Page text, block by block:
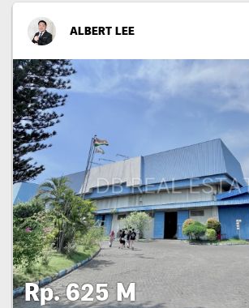
ALBERT LEE
Rp. 625 M